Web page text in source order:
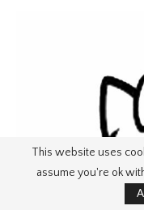
This website uses
assume you're ok